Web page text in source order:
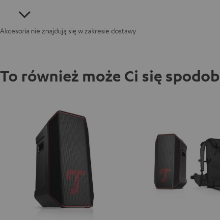
Akcesoria nie znajdują się w zakresie dostawy
To również może Ci się